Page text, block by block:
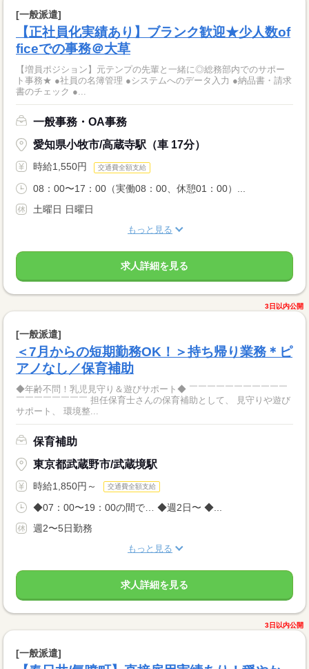
[一般派遣]
【正社員化実績あり】ブランク歓迎★少人数of
ficeでの事務＠大草
【増員ポジション】元テンプの先輩と一緒に◎総務部内でのサポー
ト事務★ ●社員の名簿管理 ●システムへのデータ入力 ●納品書・請求
書のチェック ●...
一般事務・OA事務
愛知県小牧市/高蔵寺駅（車 17分）
時給1,550円 交通費全額支給
08：00〜17：00（実働08：00、休憩01：00）...
土曜日 日曜日
もっと見る
求人詳細を見る
3日以内公開
[一般派遣]
＜7月からの短期勤務OK！＞持ち帰り業務＊ピ
アノなし／保育補助
◆年齢不問！乳児見守り＆遊びサポート◆ ￣￣￣￣￣￣￣￣￣￣￣
￣￣￣￣￣￣￣￣ 担任保育士さんの保育補助として、 見守りや遊び
サポート、 環境整...
保育補助
東京都武蔵野市/武蔵境駅
時給1,850円～ 交通費全額支給
◆07：00〜19：00の間で… ◆週2日〜 ◆...
週2〜5日勤務
もっと見る
求人詳細を見る
3日以内公開
[一般派遣]